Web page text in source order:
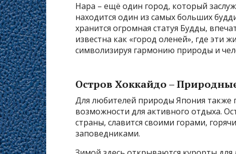
Нара – ещё один город, который
находится один из самых больших
хранится огромная статуя Будды,
известна как «город оленей», где эти
символизируя гармонию природы и
Остров Хоккайдо –
Для любителей природы Япония также
возможности для активного отдыха.
страны, славится своими горами,
заповедниками.